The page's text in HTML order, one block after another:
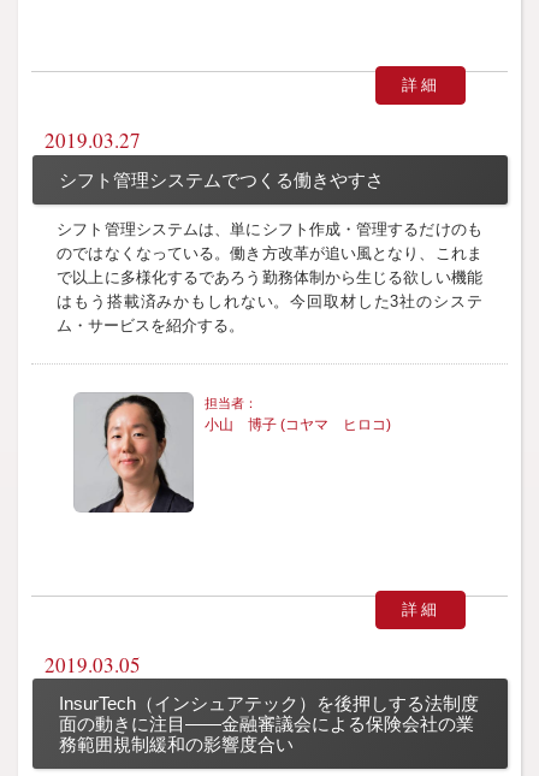
詳細
2019.03.27
シフト管理システムでつくる働きやすさ
シフト管理システムは、単にシフト作成・管理するだけのも
のではなくなっている。働き方改革が追い風となり、これま
で以上に多様化するであろう勤務体制から生じる欲しい機能
はもう搭載済みかもしれない。今回取材した3社のシステ
ム・サービスを紹介する。
小山 博子 (コヤマ ヒロコ)
詳細
2019.03.05
InsurTech（インシュアテック）を後押しする法制度
面の動きに注目――金融審議会による保険会社の業
務範囲規制緩和の影響度合い